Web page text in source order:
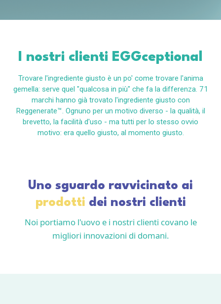
I nostri clienti EGGceptional
Trovare l'ingrediente giusto è un po' come trovare l'anima
gemella: serve quel "qualcosa in più" che fa la differenza. 71
marchi hanno già trovato l'ingrediente giusto con
Reggenerate™. Ognuno per un motivo diverso - la qualità, il
brevetto, la facilità d'uso - ma tutti per lo stesso ovvio
motivo: era quello giusto, al momento giusto.
Uno sguardo ravvicinato ai
prodotti dei nostri clienti
Noi portiamo l'uovo e i nostri clienti covano le
migliori innovazioni di domani.